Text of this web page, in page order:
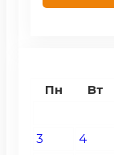
Пн
Вт
3
4